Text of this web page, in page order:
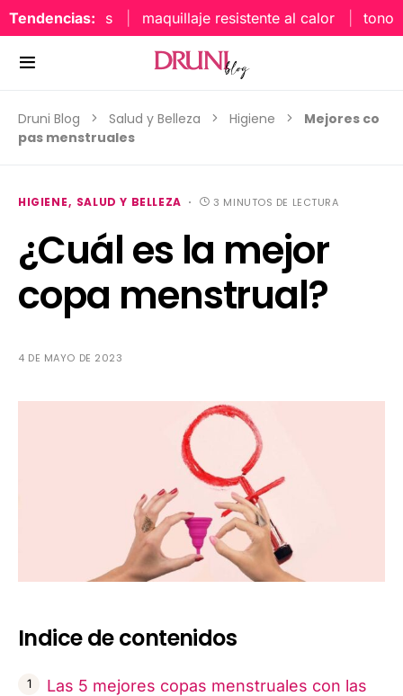
Tendencias: maquillaje resistente al calor tonos
Druni Blog Salud y Belleza Higiene
Mejores co
pas menstruales
HIGIENE SALUD Y BELLEZA 3 MINUTOS DE LECTURA
¿Cuál es la mejor
copa menstrual?
4 DE MAYO DE 2023
Indice de contenidos
Las 5 mejores copas menstruales con las